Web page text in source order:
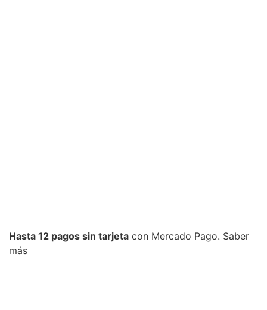
Hasta 12 pagos sin tarjeta con Mercado Pago. Saber
más